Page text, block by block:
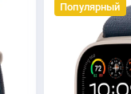
Популярный